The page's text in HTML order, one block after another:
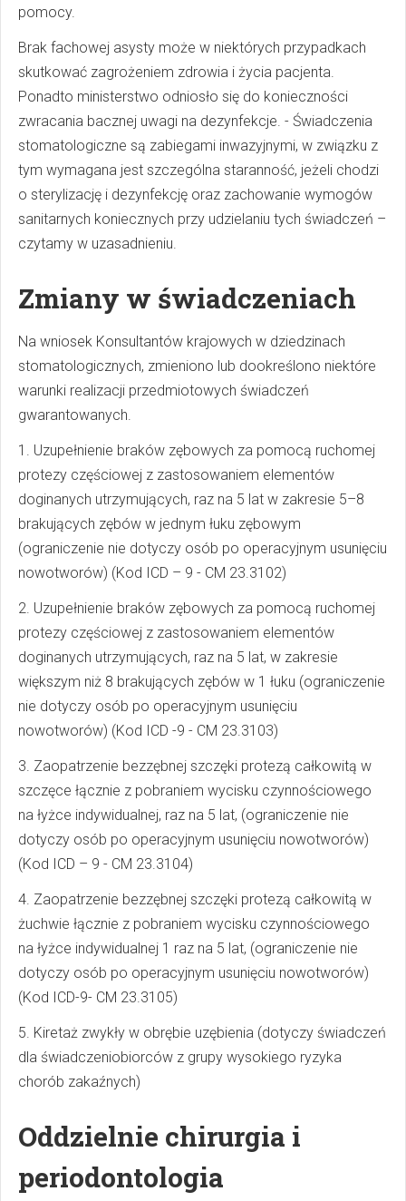
pomocy.
Brak fachowej asysty może w niektórych przypadkach
skutkować zagrożeniem zdrowia i życia pacjenta.
Ponadto ministerstwo odniosło się do konieczności
zwracania bacznej uwagi na dezynfekcje. - Świadczenia
stomatologiczne są zabiegami inwazyjnymi, w związku z
tym wymagana jest szczególna staranność, jeżeli chodzi
o sterylizację i dezynfekcję oraz zachowanie wymogów
sanitarnych koniecznych przy udzielaniu tych świadczeń –
czytamy w uzasadnieniu.
Zmiany w świadczeniach
Na wniosek Konsultantów krajowych w dziedzinach
stomatologicznych, zmieniono lub dookreślono niektóre
warunki realizacji przedmiotowych świadczeń
gwarantowanych.
1. Uzupełnienie braków zębowych za pomocą ruchomej
protezy częściowej z zastosowaniem elementów
doginanych utrzymujących, raz na 5 lat w zakresie 5–8
brakujących zębów w jednym łuku zębowym
(ograniczenie nie dotyczy osób po operacyjnym usunięciu
nowotworów) (Kod ICD – 9 - CM 23.3102)
2. Uzupełnienie braków zębowych za pomocą ruchomej
protezy częściowej z zastosowaniem elementów
doginanych utrzymujących, raz na 5 lat, w zakresie
większym niż 8 brakujących zębów w 1 łuku (ograniczenie
nie dotyczy osób po operacyjnym usunięciu
nowotworów) (Kod ICD -9 - CM 23.3103)
3. Zaopatrzenie bezzębnej szczęki protezą całkowitą w
szczęce łącznie z pobraniem wycisku czynnościowego
na łyżce indywidualnej, raz na 5 lat, (ograniczenie nie
dotyczy osób po operacyjnym usunięciu nowotworów)
(Kod ICD – 9 - CM 23.3104)
4. Zaopatrzenie bezzębnej szczęki protezą całkowitą w
żuchwie łącznie z pobraniem wycisku czynnościowego
na łyżce indywidualnej 1 raz na 5 lat, (ograniczenie nie
dotyczy osób po operacyjnym usunięciu nowotworów)
(Kod ICD-9- CM 23.3105)
5. Kiretaż zwykły w obrębie uzębienia (dotyczy świadczeń
dla świadczeniobiorców z grupy wysokiego ryzyka
chorób zakaźnych)
Oddzielnie chirurgia i
periodontologia